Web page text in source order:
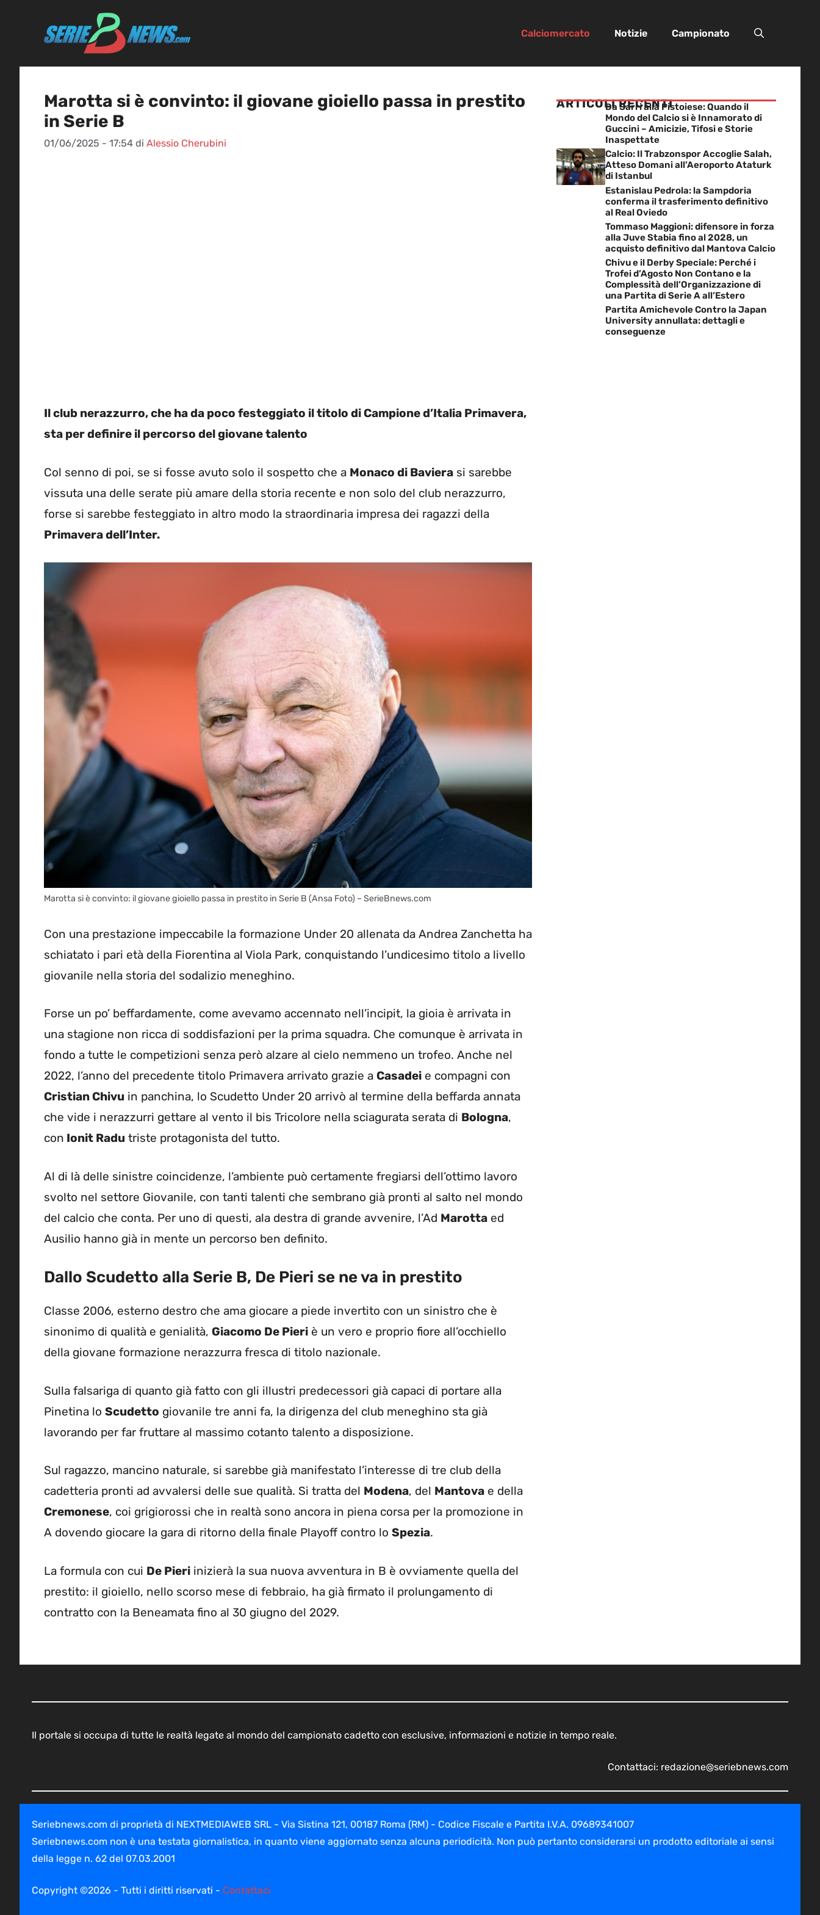
Calciomercato Notizie Campionato
Marotta si è convinto: il giovane gioiello passa in prestito
in Serie B
01/06/2025 - 17:54 di Alessio Cherubini
Il club nerazzurro, che ha da poco festeggiato il titolo di Campione d’Italia Primavera,
sta per definire il percorso del giovane talento
Col senno di poi, se si fosse avuto solo il sospetto che a Monaco di Baviera si sarebbe
vissuta una delle serate più amare della storia recente e non solo del club nerazzurro,
forse si sarebbe festeggiato in altro modo la straordinaria impresa dei ragazzi della
Primavera dell’Inter.
Marotta si è convinto: il giovane gioiello passa in prestito in Serie B (Ansa Foto) – SerieBnews.com
Con una prestazione impeccabile la formazione Under 20 allenata da Andrea Zanchetta ha
schiatato i pari età della Fiorentina al Viola Park, conquistando l’undicesimo titolo a livello
giovanile nella storia del sodalizio meneghino.
Forse un po’ beffardamente, come avevamo accennato nell’incipit, la gioia è arrivata in
una stagione non ricca di soddisfazioni per la prima squadra. Che comunque è arrivata in
fondo a tutte le competizioni senza però alzare al cielo nemmeno un trofeo. Anche nel
2022, l’anno del precedente titolo Primavera arrivato grazie a Casadei e compagni con
Cristian Chivu in panchina, lo Scudetto Under 20 arrivò al termine della beffarda annata
che vide i nerazzurri gettare al vento il bis Tricolore nella sciagurata serata di Bologna,
con Ionit Radu triste protagonista del tutto.
Al di là delle sinistre coincidenze, l’ambiente può certamente fregiarsi dell’ottimo lavoro
svolto nel settore Giovanile, con tanti talenti che sembrano già pronti al salto nel mondo
del calcio che conta. Per uno di questi, ala destra di grande avvenire, l’Ad Marotta ed
Ausilio hanno già in mente un percorso ben definito.
Dallo Scudetto alla Serie B, De Pieri se ne va in prestito
Classe 2006, esterno destro che ama giocare a piede invertito con un sinistro che è
sinonimo di qualità e genialità, Giacomo De Pieri è un vero e proprio fiore all’occhiello
della giovane formazione nerazzurra fresca di titolo nazionale.
Sulla falsariga di quanto già fatto con gli illustri predecessori già capaci di portare alla
Pinetina lo Scudetto giovanile tre anni fa, la dirigenza del club meneghino sta già
lavorando per far fruttare al massimo cotanto talento a disposizione.
Sul ragazzo, mancino naturale, si sarebbe già manifestato l’interesse di tre club della
cadetteria pronti ad avvalersi delle sue qualità. Si tratta del Modena, del Mantova e della
Cremonese, coi grigiorossi che in realtà sono ancora in piena corsa per la promozione in
A dovendo giocare la gara di ritorno della finale Playoff contro lo Spezia.
La formula con cui De Pieri inizierà la sua nuova avventura in B è ovviamente quella del
prestito: il gioiello, nello scorso mese di febbraio, ha già firmato il prolungamento di
contratto con la Beneamata fino al 30 giugno del 2029.
ARTICOLI RECENTI
Da Sarri alla Pistoiese: Quando il
Mondo del Calcio si è Innamorato di
Guccini – Amicizie, Tifosi e Storie
Inaspettate
Calcio: Il Trabzonspor Accoglie Salah,
Atteso Domani all’Aeroporto Ataturk
di Istanbul
Estanislau Pedrola: la Sampdoria
conferma il trasferimento definitivo
al Real Oviedo
Tommaso Maggioni: difensore in forza
alla Juve Stabia fino al 2028, un
acquisto definitivo dal Mantova Calcio
Chivu e il Derby Speciale: Perché i
Trofei d’Agosto Non Contano e la
Complessità dell’Organizzazione di
una Partita di Serie A all’Estero
Partita Amichevole Contro la Japan
University annullata: dettagli e
conseguenze
Il portale si occupa di tutte le realtà legate al mondo del campionato cadetto con esclusive, informazioni e notizie in tempo reale.
Contattaci: redazione@seriebnews.com
Seriebnews.com di proprietà di NEXTMEDIAWEB SRL - Via Sistina 121, 00187 Roma (RM) - Codice Fiscale e Partita I.V.A. 09689341007
Seriebnews.com non è una testata giornalistica, in quanto viene aggiornato senza alcuna periodicità. Non può pertanto considerarsi un prodotto editoriale ai sensi
della legge n. 62 del 07.03.2001
Copyright ©2026 - Tutti i diritti riservati - Contattaci